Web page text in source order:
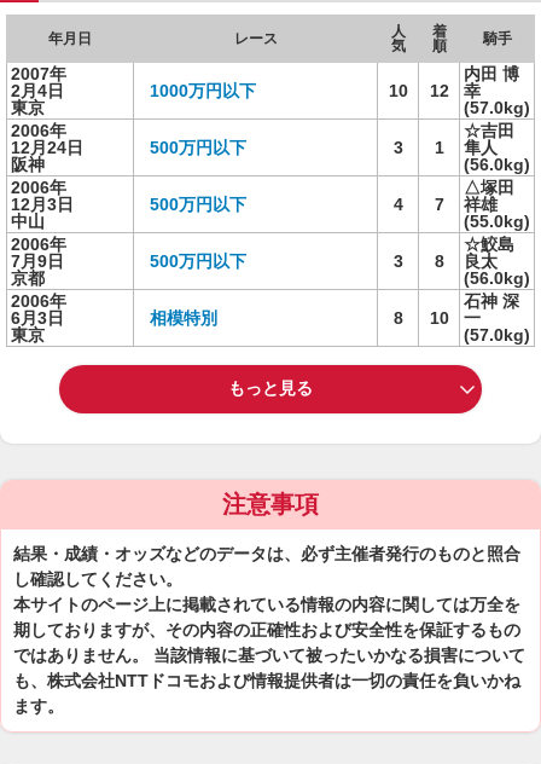
年月日 レース
人
気
着
順
騎手
2007年
2月4日
東京
1000万円以下 10 12
内田 博
幸
(57.0kg)
2006年
12月24日
阪神
500万円以下 3 1
☆吉田
隼人
(56.0kg)
2006年
12月3日
中山
500万円以下 4 7
△塚田
祥雄
(55.0kg)
2006年
7月9日
京都
500万円以下 3 8
☆鮫島
良太
(56.0kg)
2006年
6月3日
東京
相模特別 8 10
石神 深
一
(57.0kg)
もっと見る
注意事項
結果・成績・オッズなどのデータは、必ず主催者発行のものと照合
し確認してください。
本サイトのページ上に掲載されている情報の内容に関しては万全を
期しておりますが、その内容の正確性および安全性を保証するもの
ではありません。 当該情報に基づいて被ったいかなる損害について
も、株式会社NTTドコモおよび情報提供者は一切の責任を負いかね
ます。